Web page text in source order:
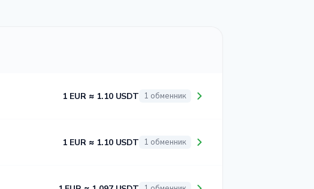
1 EUR ≈ 1.10 USDT 1 обменник
1 EUR ≈ 1.10 USDT 1 обменник